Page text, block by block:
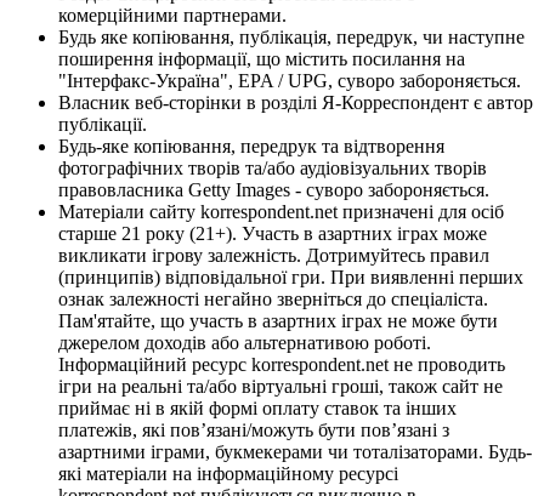
комерційними партнерами.
Будь яке копіювання, публікація, передрук, чи наступне
поширення інформації, що містить посилання на
"Інтерфакс-Україна", EPA / UPG, суворо забороняється.
Власник веб-сторінки в розділі Я-Корреспондент є автор
публікації.
Будь-яке копіювання, передрук та відтворення
фотографічних творів та/або аудіовізуальних творів
правовласника Getty Images - суворо забороняється.
Матеріали сайту korrespondent.net призначені для осіб
старше 21 року (21+). Участь в азартних іграх може
викликати ігрову залежність. Дотримуйтесь правил
(принципів) відповідальної гри. При виявленні перших
ознак залежності негайно зверніться до спеціаліста.
Пам'ятайте, що участь в азартних іграх не може бути
джерелом доходів або альтернативою роботі.
Інформаційний ресурс korrespondent.net не проводить
ігри на реальні та/або віртуальні гроші, також сайт не
приймає ні в якій формі оплату ставок та інших
платежів, які пов’язані/можуть бути пов’язані з
азартними іграми, букмекерами чи тоталізаторами. Будь-
які матеріали на інформаційному ресурсі